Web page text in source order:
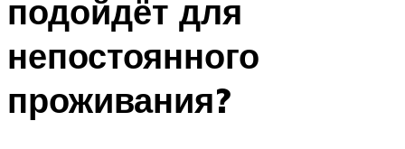
подойдёт для
непостоянного
проживания?